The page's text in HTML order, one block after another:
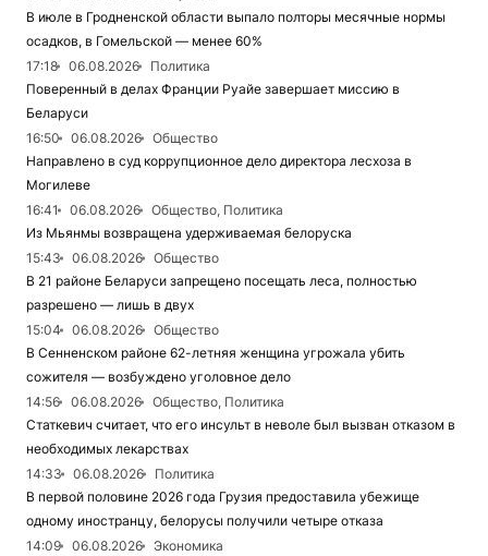
В июле в Гродненской области выпало полторы месячные нормы
осадков, в Гомельской — менее 60%
17:18
06.08.2026
Политика
Поверенный в делах Франции Руайе завершает миссию в
Беларуси
16:50
06.08.2026
Общество
Направлено в суд коррупционное дело директора лесхоза в
Могилеве
16:41
06.08.2026
Общество, Политика
Из Мьянмы возвращена удерживаемая белоруска
15:43
06.08.2026
Общество
В 21 районе Беларуси запрещено посещать леса, полностью
разрешено — лишь в двух
15:04
06.08.2026
Общество
В Сенненском районе 62-летняя женщина угрожала убить
сожителя — возбуждено уголовное дело
14:56
06.08.2026
Общество, Политика
Статкевич считает, что его инсульт в неволе был вызван отказом в
необходимых лекарствах
14:33
06.08.2026
Политика
В первой половине 2026 года Грузия предоставила убежище
одному иностранцу, белорусы получили четыре отказа
14:09
06.08.2026
Экономика